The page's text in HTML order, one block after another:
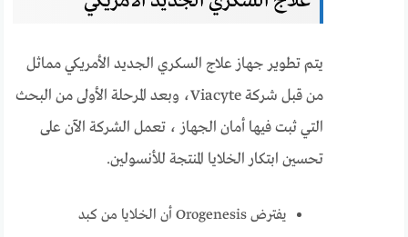
يتم تطوير جهاز علاج السكري الجديد الأمريكي مماثل
من قبل شركة Viacyte، وبعد المرحلة الأولى من البحث
التي ثبت فيها أمان الجهاز ، تعمل الشركة الآن على
تحسين ابتكار الخلايا المنتجة للأنسولين.
يفترض Orogenesis أن الخلايا من كبد